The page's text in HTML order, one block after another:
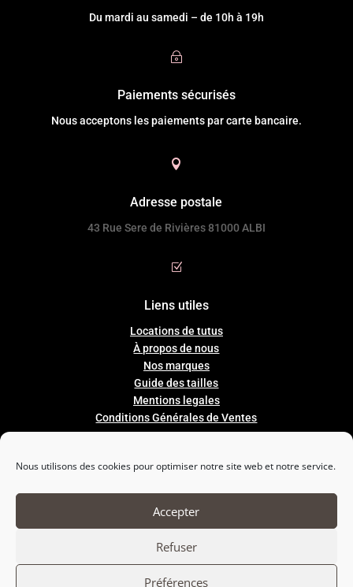
Nous utilisons des cookies pour optimiser notre site web et notre service.
Accepter
Refuser
Préférences
Du mardi au samedi – de 10h à 19h
~
Paiements sécurisés
Nous acceptons les paiements par carte bancaire.

Adresse postale
43 Rue Sere de Rivières 81000 ALBI
Z
Liens utiles
Locations de tutus
À propos de nous
Nos marques
Guidedestailles
Mentions legales
Conditions Générales de Ventes

Nous suivre